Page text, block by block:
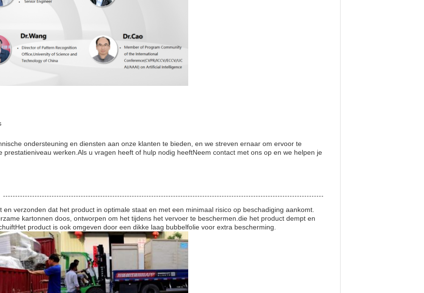
ondersteuning en diensten aan onze klanten te bieden, en we streven ernaar om ervoor te
werken.Als u vragen heeft of hulp nodig heeftNeem contact met ons op en we helpen je
verzonden dat het product in optimale staat en met een minimaal risico op beschadiging aankomt.
kartonnen doos, ontworpen om het tijdens het vervoer te beschermen.die het product dempt en
product is ook omgeven door een dikke laag bubbelfolie voor extra bescherming.